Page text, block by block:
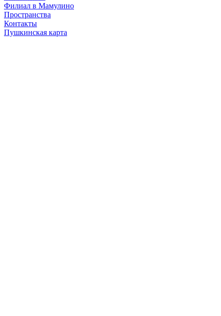
Филиал в Мамулино
Пространства
Контакты
Пушкинская карта